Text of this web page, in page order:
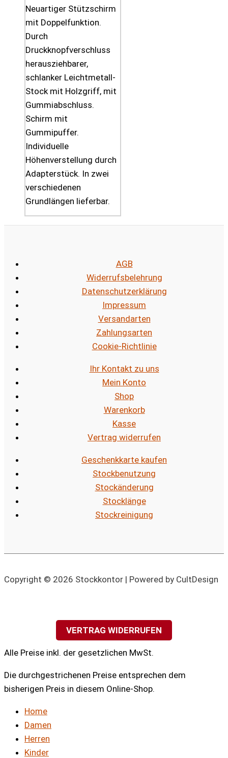
Neuartiger Stützschirm
mit Doppelfunktion.
Durch
Druckknopfverschluss
herausziehbarer,
schlanker Leichtmetall-
Stock mit Holzgriff, mit
Gummiabschluss.
Schirm mit
Gummipuffer.
Individuelle
Höhenverstellung durch
Adapterstück. In zwei
verschiedenen
Grundlängen lieferbar.
AGB
Widerrufsbelehrung
Datenschutzerklärung
Impressum
Versandarten
Zahlungsarten
Cookie-Richtlinie
Ihr Kontakt zu uns
Mein Konto
Shop
Warenkorb
Kasse
Vertrag widerrufen
Geschenkkarte kaufen
Stockbenutzung
Stockänderung
Stocklänge
Stockreinigung
Copyright © 2026 Stockkontor | Powered by CultDesign
VERTRAG WIDERRUFEN
Alle Preise inkl. der gesetzlichen MwSt.
Die durchgestrichenen Preise entsprechen dem
bisherigen Preis in diesem Online-Shop.
Home
Damen
Herren
Kinder